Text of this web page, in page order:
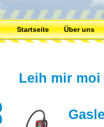
Startseite Über uns
Leih mir moi